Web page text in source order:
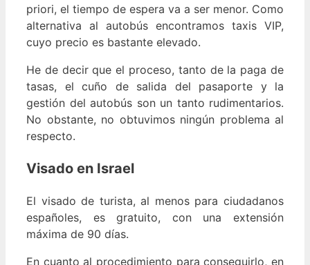
priori, el tiempo de espera va a ser menor. Como
alternativa al autobús encontramos taxis VIP,
cuyo precio es bastante elevado.
He de decir que el proceso, tanto de la paga de
tasas, el cuño de salida del pasaporte y la
gestión del autobús son un tanto rudimentarios.
No obstante, no obtuvimos ningún problema al
respecto.
Visado en Israel
El visado de turista, al menos para ciudadanos
españoles, es gratuito, con una extensión
máxima de 90 días.
En cuanto al procedimiento para conseguirlo, en